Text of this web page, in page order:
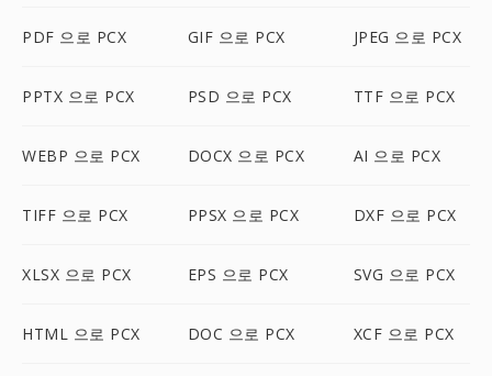
PDF 으로 PCX GIF 으로 PCX JPEG 으로 PCX
PPTX 으로 PCX PSD 으로 PCX TTF 으로 PCX
WEBP 으로 PCX DOCX 으로 PCX AI 으로 PCX
TIFF 으로 PCX PPSX 으로 PCX DXF 으로 PCX
XLSX 으로 PCX EPS 으로 PCX SVG 으로 PCX
HTML 으로 PCX DOC 으로 PCX XCF 으로 PCX